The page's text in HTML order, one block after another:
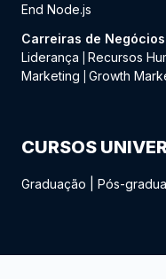
End Node.js
Carreiras de Negócios
Liderança
Recursos
Marketing
Growth
CURSOS
Graduação Pós-